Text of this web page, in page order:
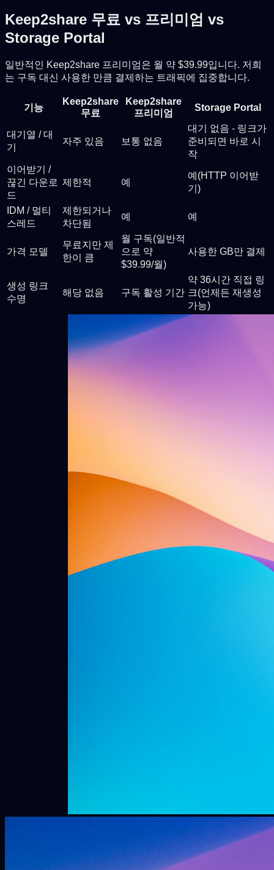
Keep2share 무료 vs 프리미엄 vs
Storage Portal
일반적인 Keep2share 프리미엄은 월 약 $39.99입니다. 저희
는 구독 대신 사용한 만큼 결제하는 트래픽에 집중합니다.
기능
Keep2share
무료
Keep2share
프리미엄
Storage Portal
대기열 / 대
기
자주 있음 보통 없음
대기 없음 - 링크가
준비되면 바로 시
작
이어받기 /
끊긴 다운로
드
제한적 예
예(HTTP 이어받
기)
IDM / 멀티
스레드
제한되거나
차단됨
예 예
가격 모델
무료지만 제
한이 큼
월 구독(일반적
으로 약
$39.99/월)
사용한 GB만 결제
생성 링크
수명
해당 없음 구독 활성 기간
약 36시간 직접 링
크(언제든 재생성
가능)